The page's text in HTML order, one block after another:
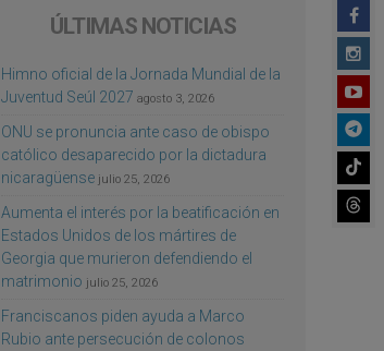
ÚLTIMAS NOTICIAS
Himno oficial de la Jornada Mundial de la
Juventud Seúl 2027 agosto 3, 2026
ONU se pronuncia ante caso de obispo
católico desaparecido por la dictadura
nicaragüense julio 25, 2026
Aumenta el interés por la beatificación en
Estados Unidos de los mártires de
Georgia que murieron defendiendo el
matrimonio julio 25, 2026
Franciscanos piden ayuda a Marco
Rubio ante persecución de colonos